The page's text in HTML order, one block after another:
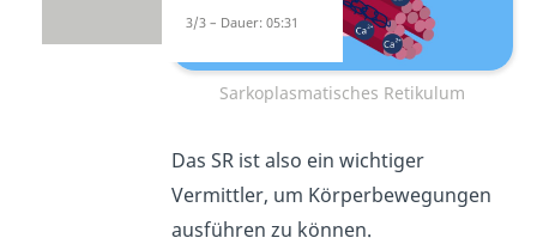
Sarkoplasmatisches Retikulum
Das SR ist also ein wichtiger
Vermittler, um Körperbewegungen
ausführen zu können.
3/3 – Dauer: 05:31